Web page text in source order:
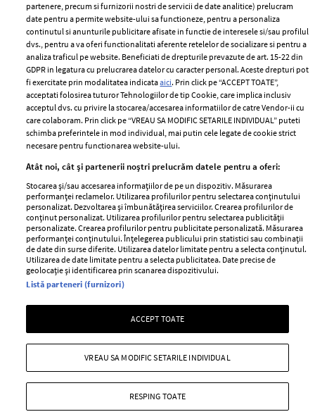
ELLE Style Awards
2024
Despre ELLE
Romania
Contact
Abonamente
Termeni si conditii
Politica de
confidențialitate
Politica de cookies
Publicitate
GSP
Unica
Baby
Retete
femei
Viva
Avantaje
Retete practice
Pariază responsabil! Decizia ONJN nr. 821/25.09.2025.
Jocurile de noroc sunt interzise minorilor.
Copyright © 2026 Ringier Romania SRL
partenere, precum si furnizorii nostri de servicii de date analitice) prelucram
date pentru a permite website-ului sa functioneze, pentru a personaliza
continutul si anunturile publicitare afisate in functie de interesele si/sau profilul
dvs., pentru a va oferi functionalitati aferente retelelor de socializare si pentru a
analiza traficul pe website. Beneficiati de drepturile prevazute de art. 15-22 din
GDPR in legatura cu prelucrarea datelor cu caracter personal. Aceste drepturi pot
fi exercitate prin modalitatea indicataaici. Prin click pe “ACCEPT TOATE”,
acceptati folosirea tuturor Tehnologiilor de tip Cookie, care implica inclusiv
acceptul dvs. cu privire la stocarea/accesarea informatiilor de catre Vendor-ii cu
care colaboram. Prin click pe “VREAU SA MODIFIC SETARILE INDIVIDUAL” puteti
schimba preferintele in mod individual, mai putin cele legate de cookie strict
necesare pentru functionarea website-ului.
Atât noi, cât și partenerii noștri prelucrăm datele pentru a oferi:
Stocarea și/sau accesarea informațiilor de pe un dispozitiv. Măsurarea
performanței reclamelor. Utilizarea profilurilor pentru selectarea conținutului
personalizat. Dezvoltarea și îmbunătățirea serviciilor. Crearea profilurilor de
conținut personalizat. Utilizarea profilurilor pentru selectarea publicității
personalizate. Crearea profilurilor pentru publicitate personalizată. Măsurarea
performanței conținutului. Înțelegerea publicului prin statistici sau combinații
de date din surse diferite. Utilizarea datelor limitate pentru a selecta conținutul.
Utilizarea de date limitate pentru a selecta publicitatea. Date precise de
geolocație și identificarea prin scanarea dispozitivului.
Listă parteneri (furnizori)
ACCEPT TOATE
RESPING TOATE
VREAU SA MODIFIC SETARILE INDIVIDUAL